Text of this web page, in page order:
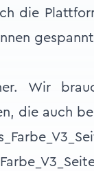
die
Wir
die auch